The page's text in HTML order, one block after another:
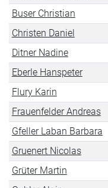
Buser Christian
Christen Daniel
Ditner Nadine
Eberle Hanspeter
Flury Karin
Frauenfelder Andreas
Gfeller Laban Barbara
Gruenert Nicolas
Grüter Martin